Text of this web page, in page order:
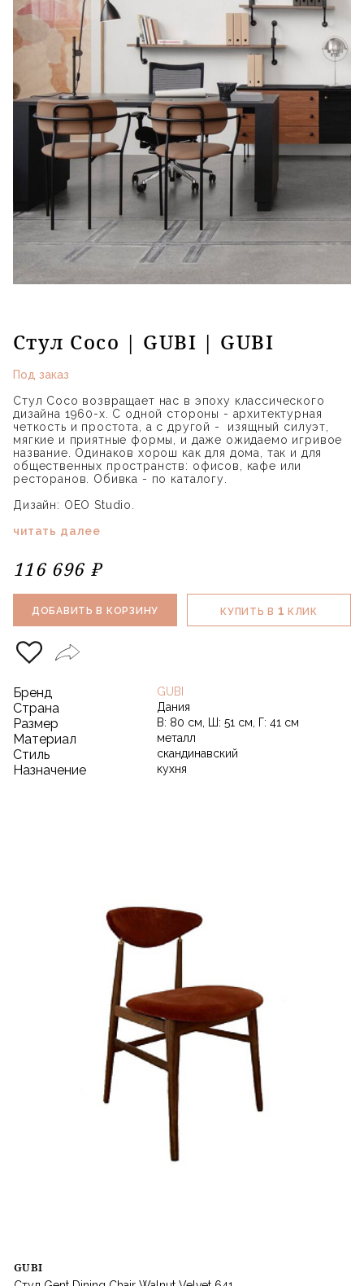
Стул Coco | GUBI | GUBI
Под заказ
Стул Coco возвращает нас в эпоху классического
дизайна 1960-х. С одной стороны - архитектурная
четкость и простота, а с другой - изящный силуэт,
мягкие и приятные формы, и даже ожидаемо игривое
название. Одинаков хорош как для дома, так и для
общественных пространств: офисов, кафе или
ресторанов. Обивка - по каталогу.
Дизайн: OEO Studio.
читать далее
116 696 ₽
ДОБАВИТЬ В КОРЗИНУ КУПИТЬ В 1 КЛИК
Бренд GUBI
Страна Дания
Размер В: 80 см, Ш: 51 см, Г: 41 см
Материал металл
Стиль скандинавский
Назначение кухня
GUBI